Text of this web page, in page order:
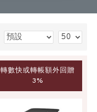
轉數快或轉帳額外回贈
3%